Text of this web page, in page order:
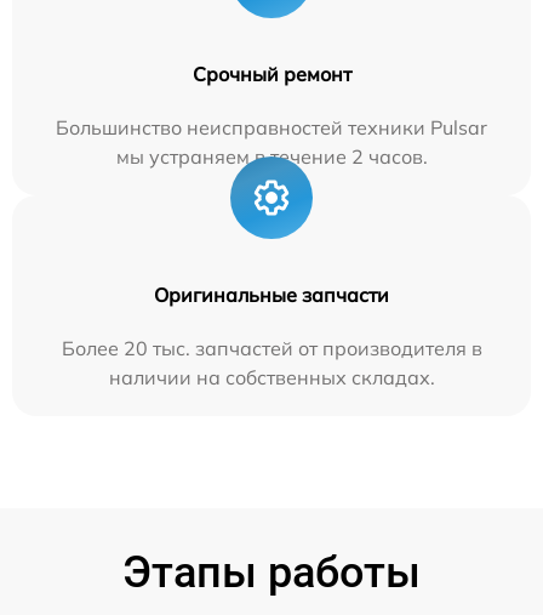
Срочный ремонт
Большинство неисправностей техники Pulsar
мы устраняем в течение 2 часов.
Оригинальные запчасти
Более 20 тыс. запчастей от производителя в
наличии на собственных складах.
Этапы работы